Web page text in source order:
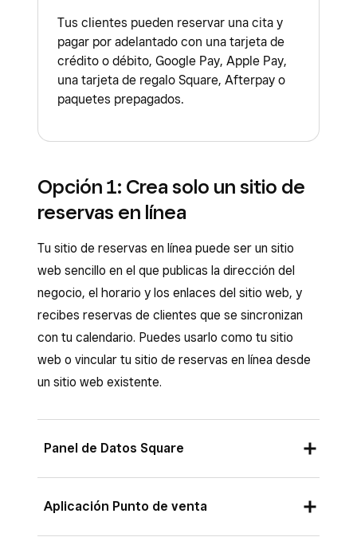
Tus clientes pueden reservar una cita y
pagar por adelantado con una tarjeta de
crédito o débito, Google Pay, Apple Pay,
una tarjeta de regalo Square, Afterpay o
paquetes prepagados.
Opción 1: Crea solo un sitio de
reservas en línea
Tu sitio de reservas en línea puede ser un sitio
web sencillo en el que publicas la dirección del
negocio, el horario y los enlaces del sitio web, y
recibes reservas de clientes que se sincronizan
con tu calendario. Puedes usarlo como tu sitio
web o vincular tu sitio de reservas en línea desde
un sitio web existente.
Panel de Datos Square
Inicia sesión en el Panel de Datos Square y
Aplicación Punto de venta